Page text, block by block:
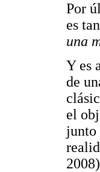
Por
es
una
Y es
de
el
junto